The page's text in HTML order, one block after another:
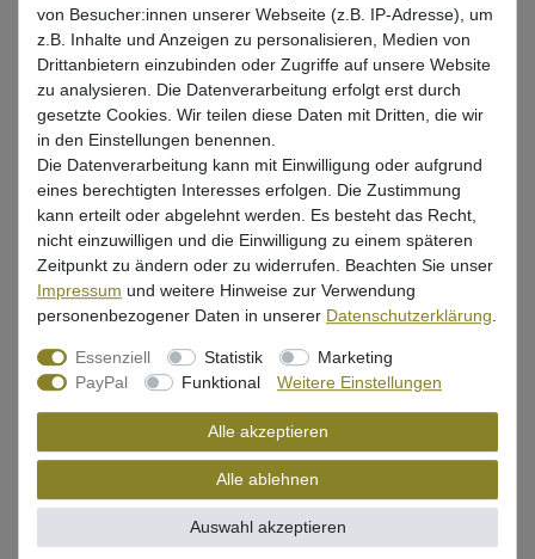
UVP 4,99 €
4,12 EUR*
* inkl. ges. MwSt. zzgl.Versandkosten
Lieferzeit 1-3 Tage (Deutschland); 3-7 Tage (Ausland)
Informationen zur Berechnung des Liefertermins hier
Mehr als 5 Stück verfügbar
In den Warenkorb
Wunschliste
von Besucher:innen unserer Webseite (z.B. IP-Adresse), um
z.B. Inhalte und Anzeigen zu personalisieren, Medien von
Drittanbietern einzubinden oder Zugriffe auf unsere Website
zu analysieren. Die Datenverarbeitung erfolgt erst durch
gesetzte Cookies. Wir teilen diese Daten mit Dritten, die wir
in den Einstellungen benennen.
Die Datenverarbeitung kann mit Einwilligung oder aufgrund
eines berechtigten Interesses erfolgen. Die Zustimmung
kann erteilt oder abgelehnt werden. Es besteht das Recht,
nicht einzuwilligen und die Einwilligung zu einem späteren
Zeitpunkt zu ändern oder zu widerrufen. Beachten Sie unser
Impressum und weitere Hinweise zur Verwendung
personenbezogener Daten in unserer Daten­schutz­erklärung
Essenziell Statistik
Marketing
PayPal
Funktional Weitere Einstellungen
Alle akzeptieren
Alle ablehnen
Auswahl akzeptieren